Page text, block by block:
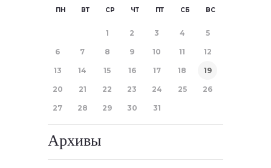
ПН ВТ СР ЧТ ПТ СБ ВС
1 2 3 4 5
6 7 8 9 10 11 12
13 14 15 16 17 18 19
20 21 22 23 24 25 26
27 28 29 30 31
Архивы